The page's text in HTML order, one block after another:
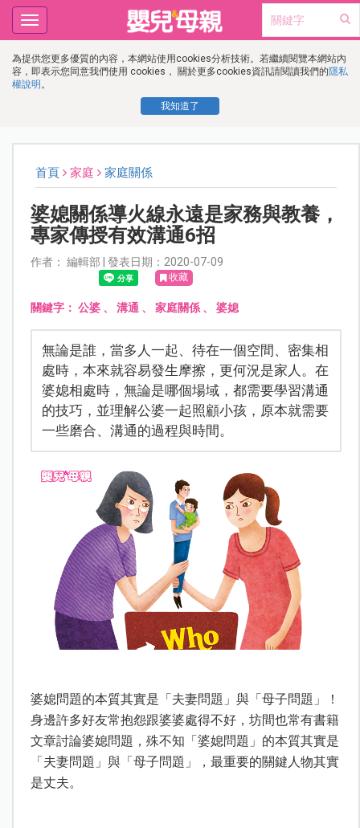
為提供您更多優質的內容，本網站使用cookies分析技術。若繼續閱覽本網站內
容，即表示您同意我們使用 cookies， 關於更多cookies資訊請閱讀我們的隱私
權說明 。
我知道了
Toggle
navigation
首頁 家庭 家庭關係
婆媳關係導火線永遠是家務與教養，
專家傳授有效溝通6招
作者： 編輯部 | 發表日期：2020-07-09
收藏
關鍵字： 公婆、 溝通 、 家庭關係、 婆媳
無論是誰，當多人一起、待在一個空間、密集相
處時，本來就容易發生摩擦，更何況是家人。在
婆媳相處時，無論是哪個場域，都需要學習溝通
的技巧，並理解公婆一起照顧小孩，原本就需要
一些磨合、溝通的過程與時間。
婆媳問題的本質其實是「夫妻問題」與「母子問題」！
身邊許多好友常抱怨跟婆婆處得不好，坊間也常有書籍
文章討論婆媳問題，殊不知「婆媳問題」的本質其實是
「夫妻問題」與「母子問題」，最重要的關鍵人物其實
是丈夫。